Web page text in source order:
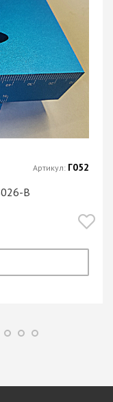
B
Артикул: Г052